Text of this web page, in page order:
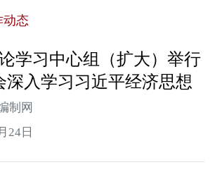
动态
学习中心组（扩大）举行
深入学习习近平经济思想
制网
24日